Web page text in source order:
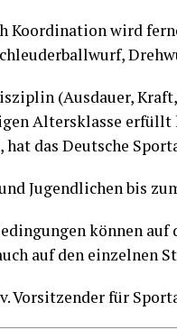
Koor­di­na­ti­on wird
(Aus­dau­er,
Alters­klas­se
hat das Deut­sche
Jugend­li­chen bis
kön­nen
auf den ein­zel­nen
Vor­sit­zen­der für